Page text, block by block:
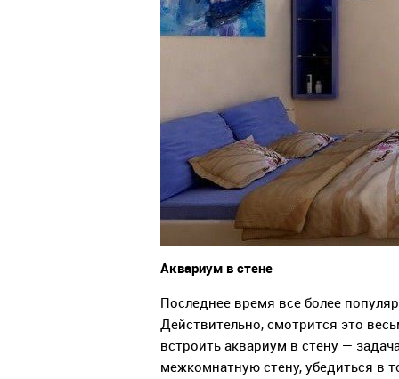
Аквариум в стене
Последнее время все более
Действительно, смотрится это
встроить аквариум в стену —
межкомнатную стену, убедиться в